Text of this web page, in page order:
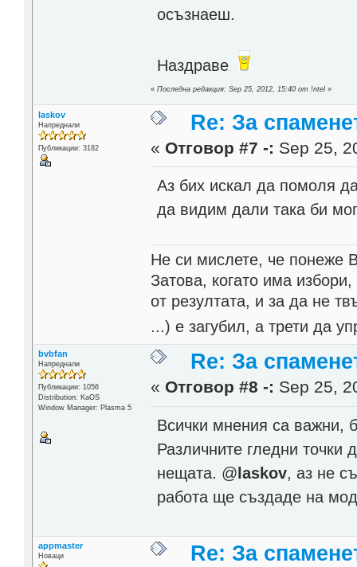
осъзнаеш.
Наздраве
«Последна редакция: Sep 25, 2012, 15:40 от !ntel »
laskov
Напреднали
Публикации: 3182
Re: За
« Отговор #7 -: Sep 25,
Аз бих искал да помоля
да видим дали така би
Не си мислете, че понеже
Затова, когато има
от резултата, и за да не
...) е загубил, а трети да
bvbfan
Напреднали
Публикации: 1056
Distribution: KaOS
Window Manager: Plasma 5
Re: За
« Отговор #8 -: Sep 25,
Всички мнения са важни,
Различните гледни точки
нещата. @laskov, аз не
работа ще създаде на
appmaster
Новаци Re: За